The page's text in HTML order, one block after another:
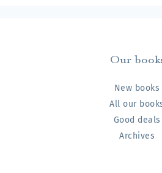
Our books
New books
All our
Good deals
Archives